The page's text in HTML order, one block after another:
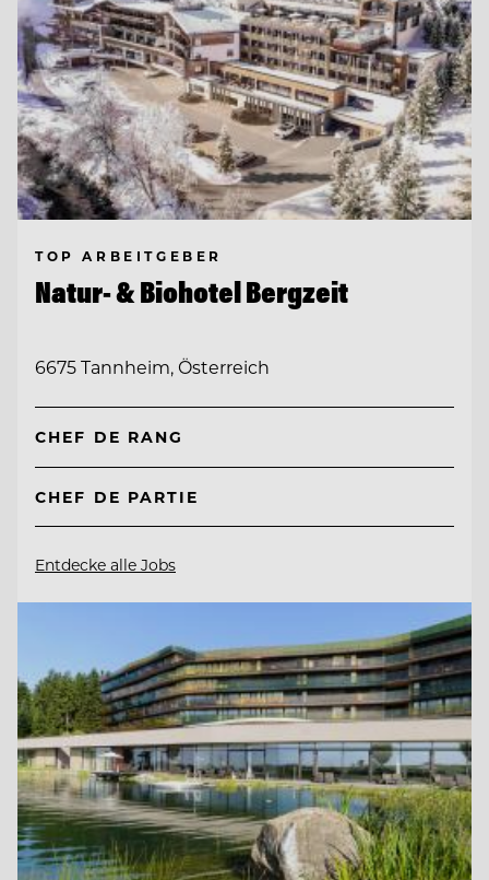
TOP ARBEITGEBER
Natur- & Biohotel Bergzeit
6675 Tannheim, Österreich
CHEF DE RANG
CHEF DE PARTIE
Entdecke alle Jobs